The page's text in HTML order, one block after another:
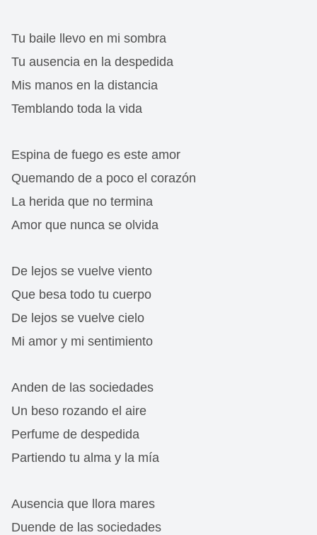
Tu baile llevo en mi sombra
Tu ausencia en la despedida
Mis manos en la distancia
Temblando toda la vida
Espina de fuego es este amor
Quemando de a poco el corazón
La herida que no termina
Amor que nunca se olvida
De lejos se vuelve viento
Que besa todo tu cuerpo
De lejos se vuelve cielo
Mi amor y mi sentimiento
Anden de las sociedades
Un beso rozando el aire
Perfume de despedida
Partiendo tu alma y la mía
Ausencia que llora mares
Duende de las sociedades